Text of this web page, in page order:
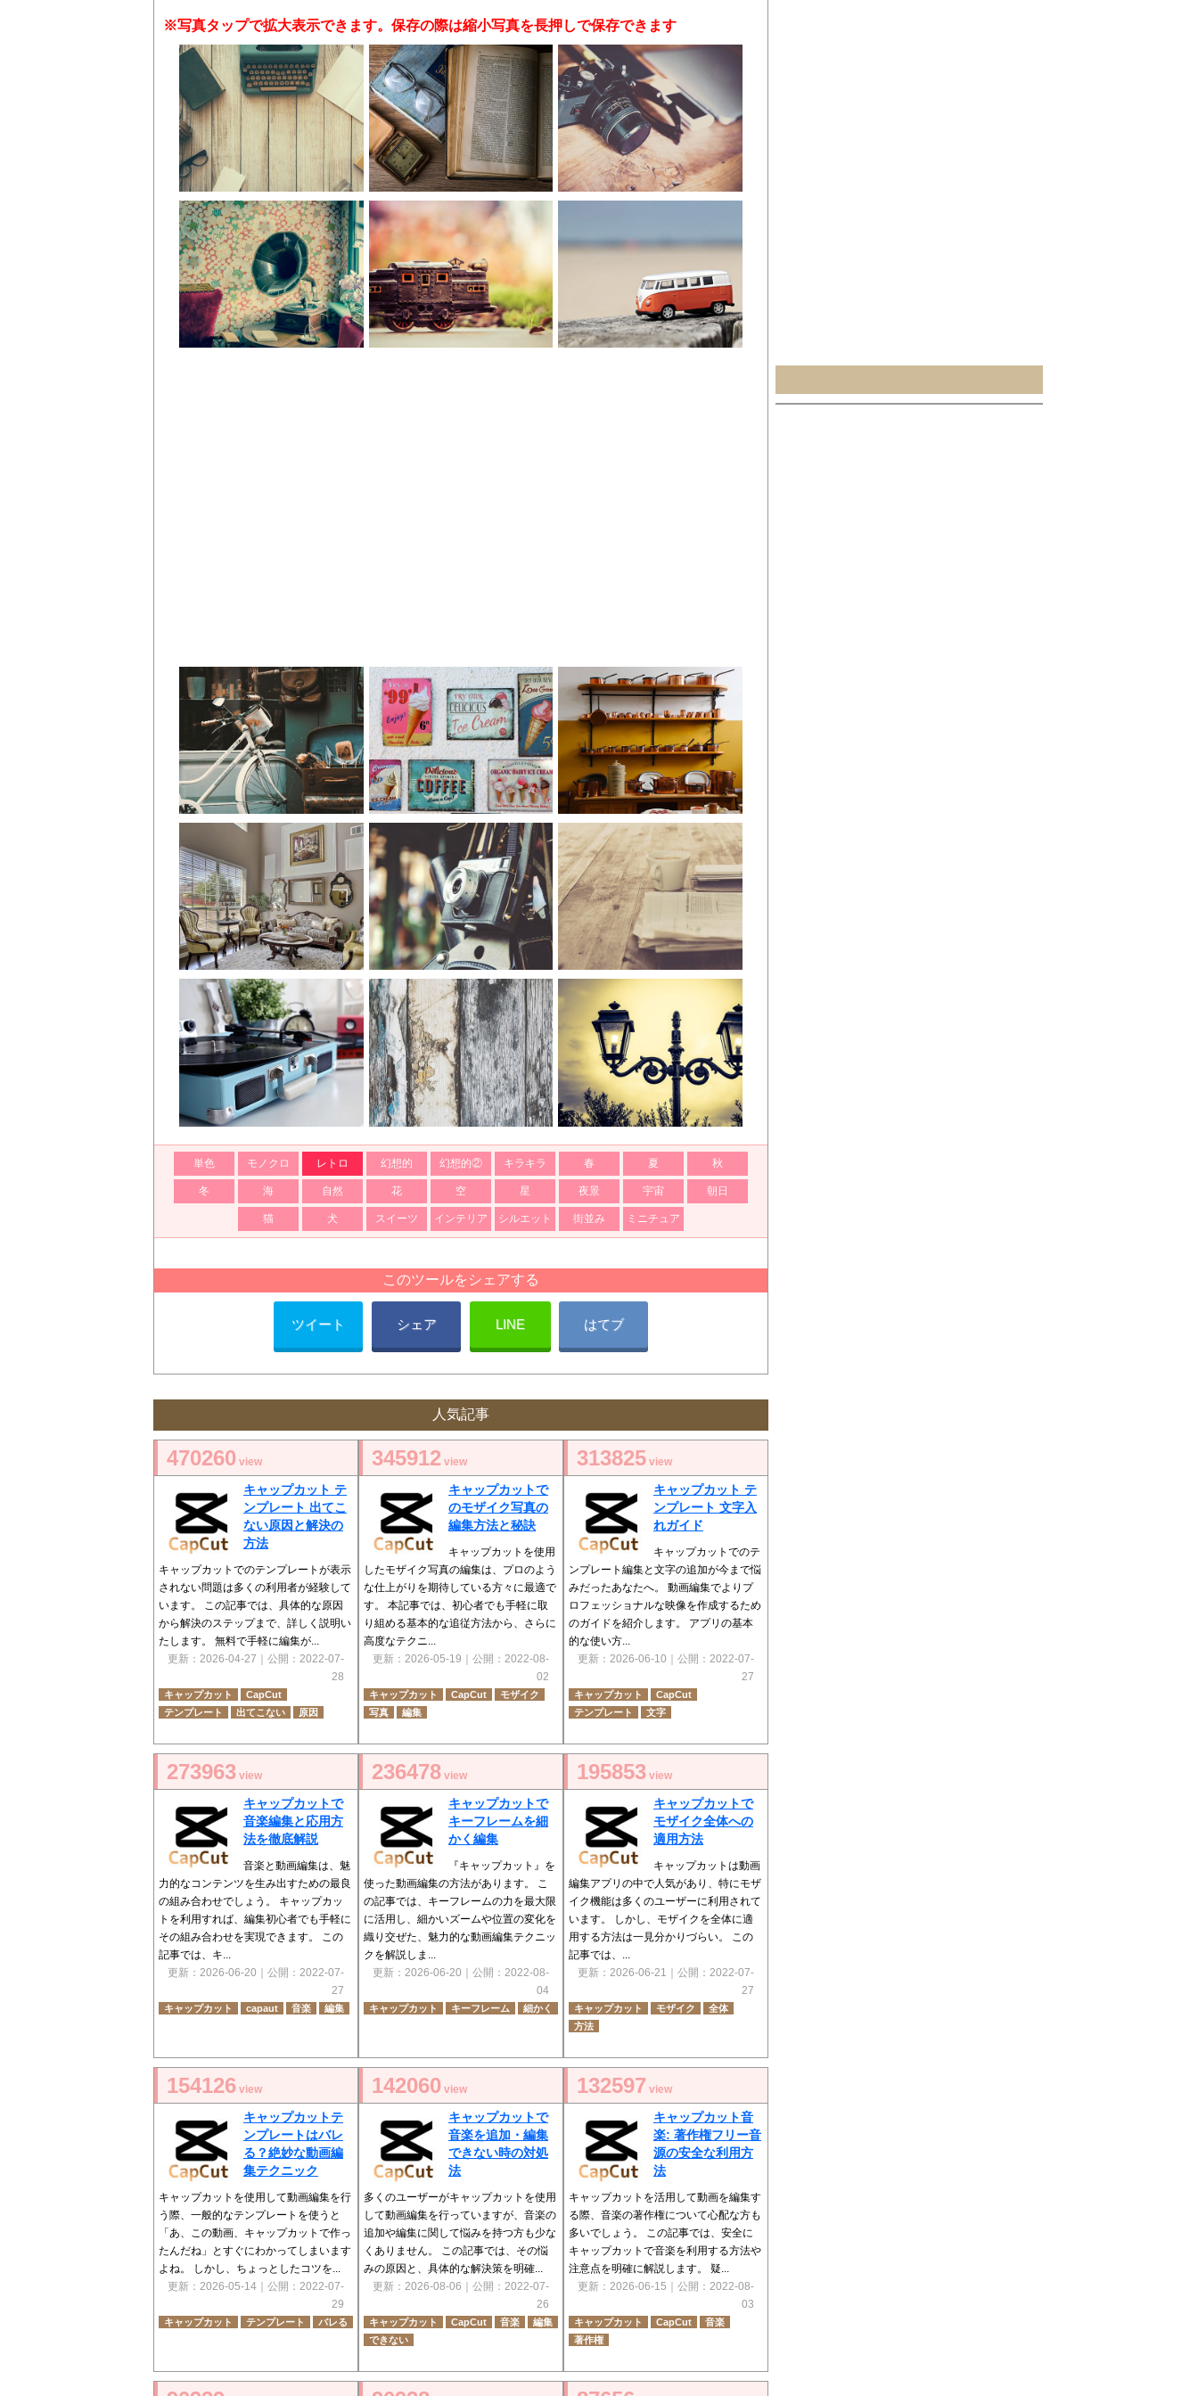
※写真タップで拡大表示できます。保存の際は縮小写真を長押しで保存できます
単色 モノクロ レトロ 幻想的 幻想的② キラキラ 春 夏 秋
冬 海 自然 花 空 星 夜景 宇宙 朝日
猫 犬 スイーツ インテリア シルエット 街並み ミニチュア
このツールをシェアする
ツイート シェア LINE はてブ
人気記事
470260 view
キャップカット テ
ンプレート 出てこ
ない原因と解決の
方法
キャップカットでのテンプレートが表示
されない問題は多くの利用者が経験して
います。 この記事では、具体的な原因
から解決のステップまで、詳しく説明い
たします。 無料で手軽に編集が...
更新： 2026-04-27 ｜公開： 2022-07-
28
キャップカット
CapCut
テンプレート
出てこない 原因
345912 view
キャップカットで
のモザイク写真の
編集方法と秘訣
キャップカットを使用
したモザイク写真の編集は、プロのよう
な仕上がりを期待している方々に最適で
す。 本記事では、初心者でも手軽に取
り組める基本的な追従方法から、さらに
高度なテクニ...
更新： 2026-05-19 ｜公開： 2022-08-
02
キャップカット CapCut
モザイク
写真
編集
313825 view
キャップカット テ
ンプレート 文字入
れガイド
キャップカットでのテ
ンプレート編集と文字の追加が今まで悩
みだったあなたへ。 動画編集でよりプ
ロフェッショナルな映像を作成するため
のガイドを紹介します。 アプリの基本
的な使い方...
更新： 2026-06-10 ｜公開： 2022-07-
27
キャップカット
CapCut
テンプレート
文字
273963 view
キャップカットで
音楽編集と応用方
法を徹底解説
音楽と動画編集は、魅
力的なコンテンツを生み出すための最良
の組み合わせでしょう。 キャップカッ
トを利用すれば、編集初心者でも手軽に
その組み合わせを実現できます。 この
記事では、キ...
更新： 2026-06-20 ｜公開： 2022-07-
27
キャップカット capaut 音楽 編集
236478 view
キャップカットで
キーフレームを細
かく編集
『キャップカット』を
使った動画編集の方法があります。 こ
の記事では、キーフレームの力を最大限
に活用し、細かいズームや位置の変化を
織り交ぜた、魅力的な動画編集テクニッ
クを解説しま...
更新： 2026-06-20 ｜公開： 2022-08-
04
キャップカット キーフレーム 細かく
195853 view
キャップカットで
モザイク全体への
適用方法
キャップカットは動画
編集アプリの中で人気があり、特にモザ
イク機能は多くのユーザーに利用されて
います。 しかし、モザイクを全体に適
用する方法は一見分かりづらい。 この
記事では、...
更新： 2026-06-21 ｜公開： 2022-07-
27
キャップカット モザイク
全体
方法
154126 view
キャップカットテ
ンプレートはバレ
る？絶妙な動画編
集テクニック
キャップカットを使用して動画編集を行
う際、一般的なテンプレートを使うと
「あ、この動画、キャップカットで作っ
たんだね」とすぐにわかってしまいます
よね。 しかし、ちょっとしたコツを...
更新： 2026-05-14 ｜公開： 2022-07-
29
キャップカット テンプレート バレる
142060 view
キャップカットで
音楽を追加・編集
できない時の対処
法
多くのユーザーがキャップカットを使用
して動画編集を行っていますが、音楽の
追加や編集に関して悩みを持つ方も少な
くありません。 この記事では、その悩
みの原因と、具体的な解決策を明確...
更新： 2026-08-06 ｜公開： 2022-07-
26
キャップカット CapCut 音楽
編集
できない
132597 view
キャップカット音
楽: 著作権フリー音
源の安全な利用方
法
キャップカットを活用して動画を編集す
る際、音楽の著作権について心配な方も
多いでしょう。 この記事では、安全に
キャップカットで音楽を利用する方法や
注意点を明確に解説します。 疑...
更新： 2026-06-15 ｜公開： 2022-08-
03
キャップカット CapCut
音楽
著作権